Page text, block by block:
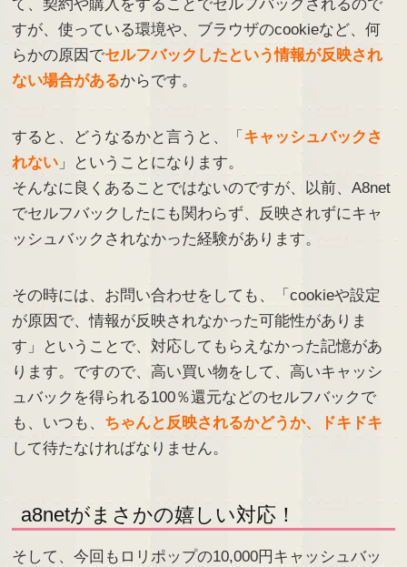
て、契約や購入をすることでセルフバックされるので
すが、使っている環境や、ブラウザのcookieなど、何
らかの原因でセルフバックしたという情報が反映され
ない場合があるからです。
すると、どうなるかと言うと、「 キャッシュバックさ
れない 」ということになります。
そんなに良くあることではないのですが、以前、A8net
でセルフバックしたにも関わらず、反映されずにキャ
ッシュバックされなかった経験があります。
その時には、お問い合わせをしても、「cookieや設定
が原因で、情報が反映されなかった可能性がありま
す」ということで、対応してもらえなかった記憶があ
ります。ですので、高い買い物をして、高いキャッシ
ュバックを得られる100％還元などのセルフバックで
も、いつも、 ちゃんと反映されるかどうか、ドキドキ
して待たなければなりません。
a8netがまさかの嬉しい対応！
そして、今回もロリポップの10,000円キャッシュバッ